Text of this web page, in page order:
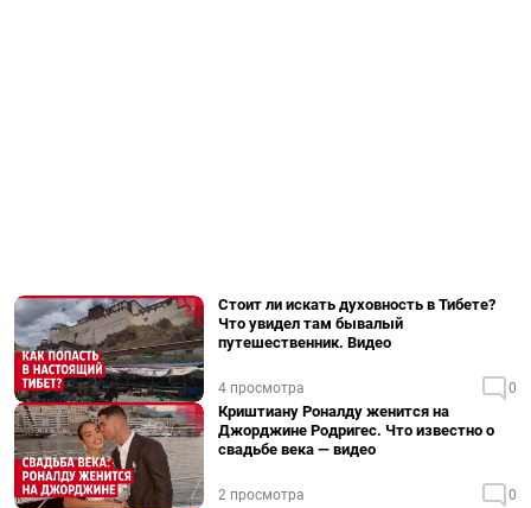
Стоит ли искать духовность в Тибете?
Что увидел там бывалый
путешественник. Видео
4 просмотра 0
Криштиану Роналду женится на
Джорджине Родригес. Что известно о
свадьбе века — видео
2 просмотра 0